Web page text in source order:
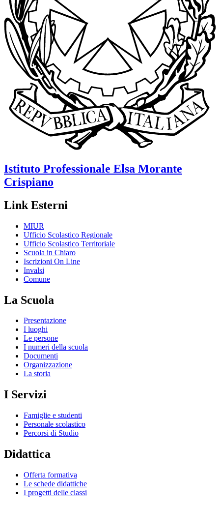
Istituto Professionale Elsa Morante
Crispiano
Link Esterni
MIUR
Ufficio Scolastico Regionale
Ufficio Scolastico Territoriale
Scuola in Chiaro
Iscrizioni On Line
Invalsi
Comune
La Scuola
Presentazione
I luoghi
Le persone
I numeri della scuola
Documenti
Organizzazione
La storia
I Servizi
Famiglie e studenti
Personale scolastico
Percorsi di Studio
Didattica
Offerta formativa
Le schede didattiche
I progetti delle classi